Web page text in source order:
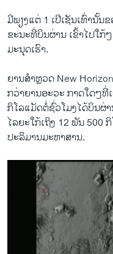
ມີພຽງແຕ່ 1 ເປີເຊັນເທົ່ານັ້
ຂະນະທີ່ບິນຜ່ານ ເຂົ້າໄປໃກ້
ມະນຸດເຮົາ.
ຍານສຳຫຼວດ New
ກວ່າຍານອະວະ ກາດໃດໆທີ່
ກິໂລແມັດຕໍ່ຊົ່ວໂມງໄດ້ບິນຜ່
ໄລຍະໃກ້ເຖິງ 12 ພັນ 500
ປະລິມານມະຫາສານ.
byສຽງອາເມຣິກາ ວີໂອເອລາວ
No